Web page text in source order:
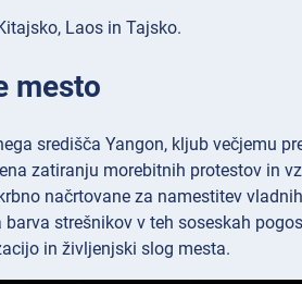
Laos in Tajsko.
mesto
središča Yangon, kljub večjemu
zatiranju morebitnih protestov in
načrtovane za namestitev
strešnikov v teh soseskah
in življenjski slog mesta.